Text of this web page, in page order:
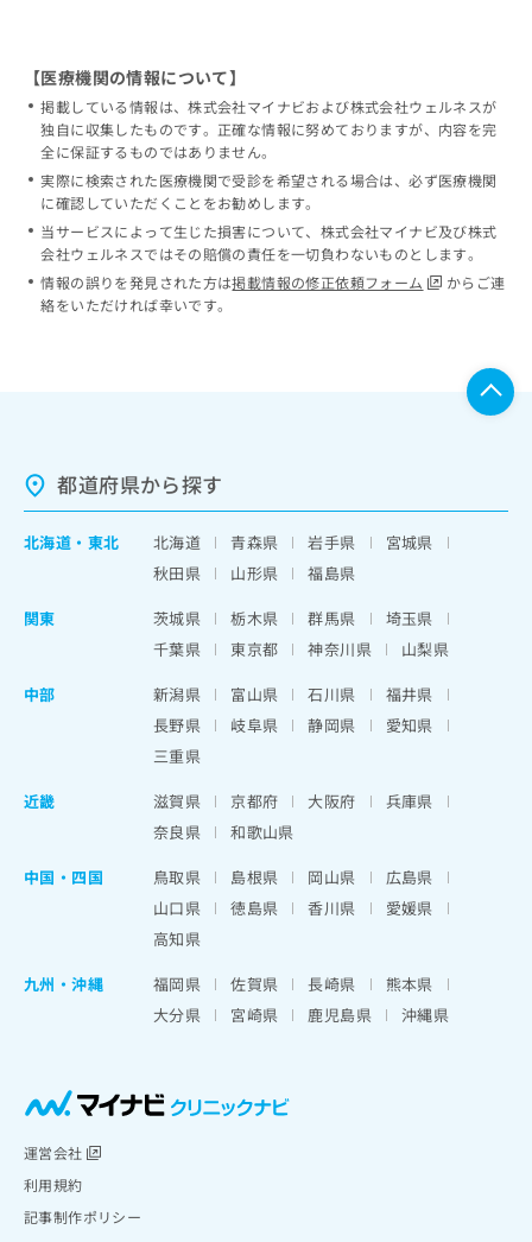
【医療機関の情報について】
掲載している情報は、株式会社マイナビおよび株式会社ウェルネスが
独自に収集したものです。正確な情報に努めておりますが、内容を完
全に保証するものではありません。
実際に検索された医療機関で受診を希望される場合は、必ず医療機関
に確認していただくことをお勧めします。
当サービスによって生じた損害について、株式会社マイナビ及び株式
会社ウェルネスではその賠償の責任を一切負わないものとします。
情報の誤りを発見された方は掲載情報の修正依頼フォーム
からご連
絡をいただければ幸いです。
都道府県から探す
北海道 ・ 東北 北海道 青森県 岩手県
宮城県
秋田県
山形県
福島県
関東
茨城県 栃木県 群馬県
埼玉県
千葉県
東京都 神奈川県
山梨県
中部
新潟県 富山県 石川県
福井県
長野県
岐阜県 静岡県
愛知県
三重県
近畿
滋賀県 京都府 大阪府
兵庫県
奈良県
和歌山県
中国・四国
鳥取県 島根県 岡山県
広島県
山口県
徳島県 香川県
愛媛県
高知県
九州・沖縄
福岡県 佐賀県 長崎県
熊本県
大分県
宮崎県 鹿児島県 沖縄県
運営会社
利用規約
記事制作ポリシー